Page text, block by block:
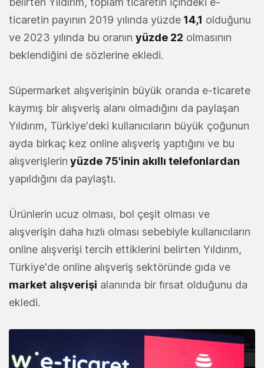
ticaretin payının 2019 yılında yüzde 14,1 olduğunu
ve 2023 yılında bu oranın yüzde 22 olmasının
beklendiğini de sözlerine ekledi.
Süpermarket alışverişinin büyük oranda e-ticarete
kaymış bir alışveriş alanı olmadığını da paylaşan
Yıldırım, Türkiye'deki kullanıcıların büyük çoğunun
ayda birkaç kez online alışveriş yaptığını ve bu
alışverişlerin yüzde 75'inin akıllı telefonlardan
yapıldığını da paylaştı.
Ürünlerin ucuz olması, bol çeşit olması ve
alışverişin daha hızlı olması sebebiyle kullanıcıların
online alışverişi tercih ettiklerini belirten Yıldırım,
Türkiye'de online alışveriş sektöründe gıda ve
market alışverişi alanında bir fırsat olduğunu da
ekledi.